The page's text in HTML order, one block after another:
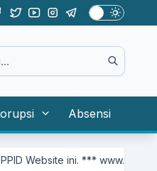
Absensi
*** www.bancak.id/first/